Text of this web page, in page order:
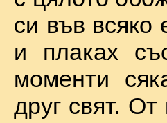
си във
и плаках
моменти
друг свят.